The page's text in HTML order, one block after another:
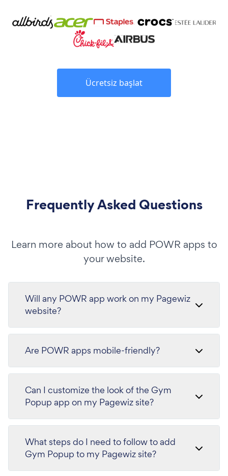
Ücretsiz başlat
Frequently Asked Questions
Learn more about how to add POWR apps to
your website.
Will any POWR app work on my Pagewiz
website?
Are POWR apps mobile-friendly?
Can I customize the look of the Gym
Popup app on my Pagewiz site?
What steps do I need to follow to add
Gym Popup to my Pagewiz site?